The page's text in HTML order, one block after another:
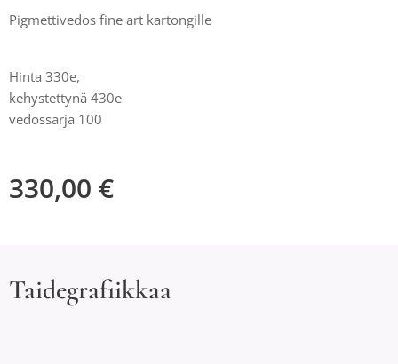
Pigmettivedos fine art kartongille
Hinta 330e,
kehystettynä 430e
vedossarja 100
330,00 €
Taidegrafiikkaa